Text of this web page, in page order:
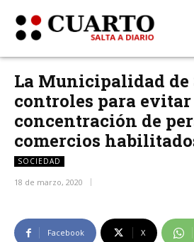
La Municipalidad de
controles para
concentración de
comercios
SOCIEDAD
18 de marzo, 2020
Facebook X